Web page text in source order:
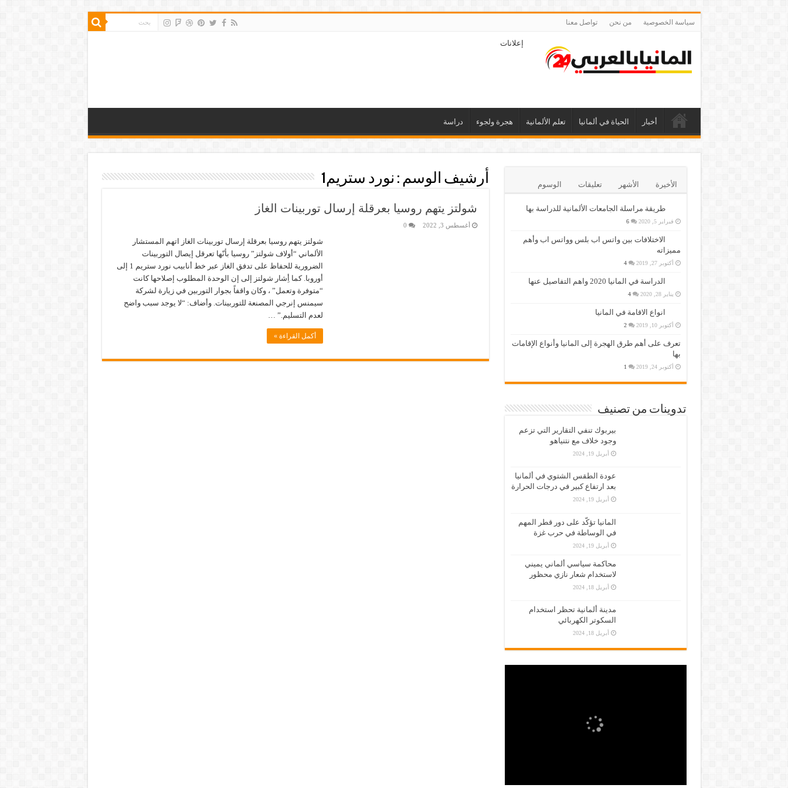
سياسة الخصوصية من نحن تواصل معنا
إعلانات
أخبار الحياة في ألمانيا تعلم الألمانية هجرة ولجوء دراسة
أرشيف الوسم : نورد ستريم1
شولتز يتهم روسيا بعرقلة إرسال توربينات الغاز
أغسطس 3, 2022 0
شولتز يتهم روسيا بعرقلة إرسال توربينات الغاز اتهم المستشار
الألماني “أولاف شولتز” روسيا بأنّها تعرقل إيصال التوربينات
الضرورية للحفاظ على تدفق الغاز عبر خط أنابيب نورد ستريم 1 إلى
أوروبا. كما أِشار شولتز إلى إن الوحدة المطلوب إصلاحها كانت
“متوفرة وتعمل” ، وكان واقفاً بجوار التوربين في زيارة لشركة
سيمنس إنرجي المصنعة للتوربينات. وأضاف: “لا يوجد سبب واضح
لعدم التسليم.” …
أكمل القراءة »
الأخيرة الأشهر تعليقات الوسوم
طريقة مراسلة الجامعات الألمانية للدراسة بها
فبراير 5, 2020 6
الاختلافات بين واتس اب بلس وواتس اب وأهم
مميزاته
أكتوبر 27, 2019 4
الدراسة في المانيا 2020 واهم التفاصيل عنها
يناير 28, 2020 4
انواع الاقامة في المانيا
أكتوبر 10, 2019 2
تعرف على أهم طرق الهجرة إلى المانيا وأنواع الإقامات
بها
أكتوبر 24, 2019 1
تدوينات من تصنيف
بيربوك تنفي التقارير التي تزعم
وجود خلاف مع نتنياهو
أبريل 19, 2024
عودة الطقس الشتوي في ألمانيا
بعد ارتفاع كبير في درجات الحرارة
أبريل 19, 2024
المانيا تؤكّد على دور قطر المهم
في الوساطة في حرب غزة
أبريل 19, 2024
محاكمة سياسي ألماني يميني
لاستخدام شعار نازي محظور
أبريل 18, 2024
مدينة ألمانية تحظر استخدام
السكوتر الكهربائي
أبريل 18, 2024